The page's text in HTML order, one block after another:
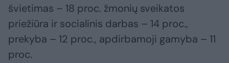
švietimas – 18 proc. žmonių sveikatos
priežiūra ir socialinis darbas – 14 proc.,
prekyba – 12 proc., apdirbamoji gamyba – 11
proc.